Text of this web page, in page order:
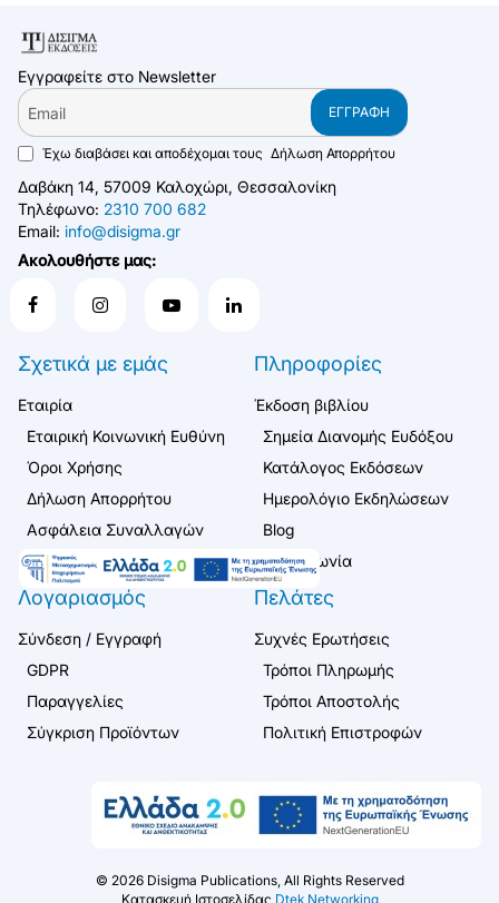
Εγγραφείτε στο Newsletter
Email
ΕΓΓΡΑΦΉ
Έχω διαβάσει και αποδέχομαι τους Δήλωση Απορρήτου
Δαβάκη 14, 57009 Καλοχώρι, Θεσσαλονίκη
Τηλέφωνο: 2310 700 682
Email: info@disigma.gr
Ακολουθήστε μας:
Σχετικά με εμάς
Εταιρία
Εταιρική Κοινωνική Ευθύνη
Όροι Χρήσης
Δήλωση Απορρήτου
Ασφάλεια Συναλλαγών
Πληροφορίες
Έκδοση βιβλίου
Σημεία Διανομής Ευδόξου
Κατάλογος Εκδόσεων
Ημερολόγιο Εκδηλώσεων
Blog
Επικοινωνία
Λογαριασμός
Σύνδεση / Εγγραφή
GDPR
Παραγγελίες
Σύγκριση Προϊόντων
Πελάτες
Συχνές Ερωτήσεις
Τρόποι Πληρωμής
Τρόποι Αποστολής
Πολιτική Επιστροφών
© 2026Disigma Publications, All Rights Reserved
Κατασκευή Ιστοσελίδας Dtek Networking